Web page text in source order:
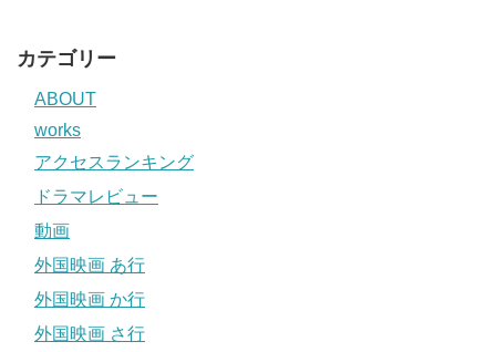
カテゴリー
ABOUT
works
アクセスランキング
ドラマレビュー
動画
外国映画 あ行
外国映画 か行
外国映画 さ行